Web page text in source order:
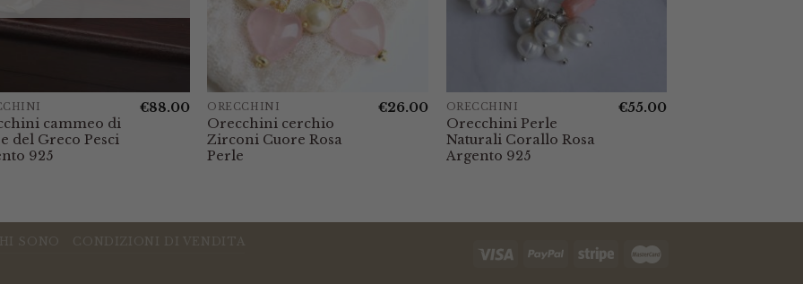
cammeo di
del Greco Pesci
925
€88.00 ORECCHINI
Orecchini cerchio
Zirconi Cuore Rosa
Perle
€26.00 ORECCHINI
Orecchini Perle
Naturali Corallo Rosa
Argento 925
€55.00